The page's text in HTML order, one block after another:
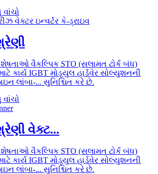
વૈકલ્પિક STO (સલામત ટોર્ક બંધ)
કાર્ય IGBT મોડ્યુલ હાર્ડવેર સોલ્યુશનની
લાંબા-... સુનિશ્ચિત કરે છે.
વેક્ટ...
વૈકલ્પિક STO (સલામત ટોર્ક બંધ)
કાર્ય IGBT મોડ્યુલ હાર્ડવેર સોલ્યુશનની
લાંબા-... સુનિશ્ચિત કરે છે.